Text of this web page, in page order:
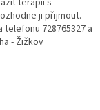
terapii s
ji přijmout.
telefonu 728765327 a
- Žižkov